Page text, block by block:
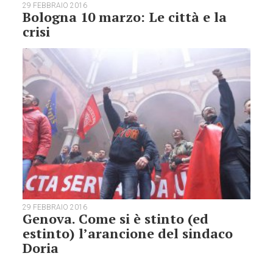
29 FEBBRAIO 2016
Bologna 10 marzo: Le città e la
crisi
29 FEBBRAIO 2016
Genova. Come si è stinto (ed
estinto) l’arancione del sindaco
Doria